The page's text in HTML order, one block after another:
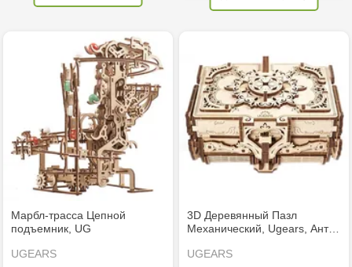
Марбл-трасса Цепной
подъемник, UG
UGEARS
3D Деревянный Пазл
Механический, Ugears, Ант…
UGEARS